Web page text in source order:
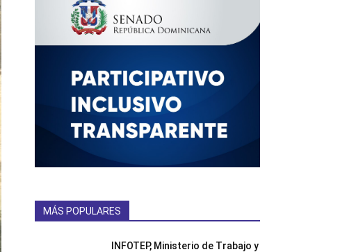
MÁS POPULARES
INFOTEP, Ministerio de Trabajo y